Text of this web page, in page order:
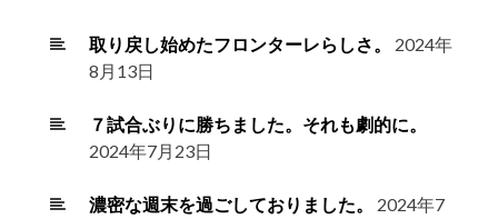
取り戻し始めたフロンターレらしさ。
2024年
8月13日
７試合ぶりに勝ちました。それも劇的に。
2024年7月23日
濃密な週末を過ごしておりました。
2024年7